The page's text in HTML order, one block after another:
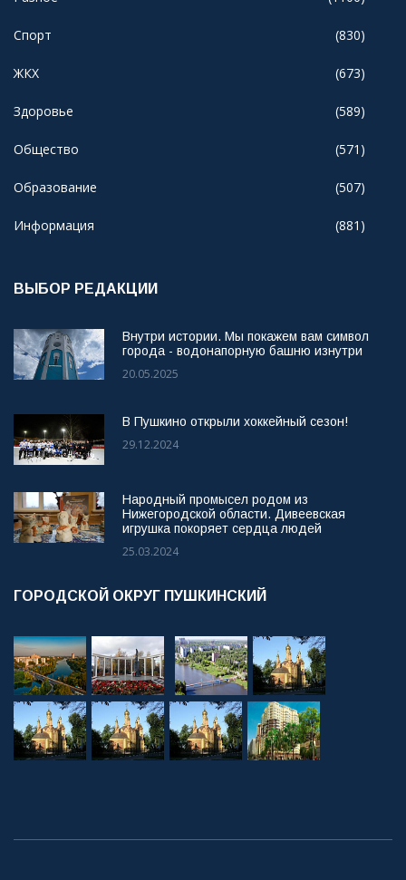
Спорт (830)
ЖКХ (673)
Здоровье (589)
Общество (571)
Образование (507)
Информация (881)
ВЫБОР РЕДАКЦИИ
Внутри истории. Мы покажем вам символ
города - водонапорную башню изнутри
20.05.2025
В Пушкино открыли хоккейный сезон!
29.12.2024
Народный промысел родом из
Нижегородской области. Дивеевская
игрушка покоряет сердца людей
25.03.2024
ГОРОДСКОЙ ОКРУГ ПУШКИНСКИЙ